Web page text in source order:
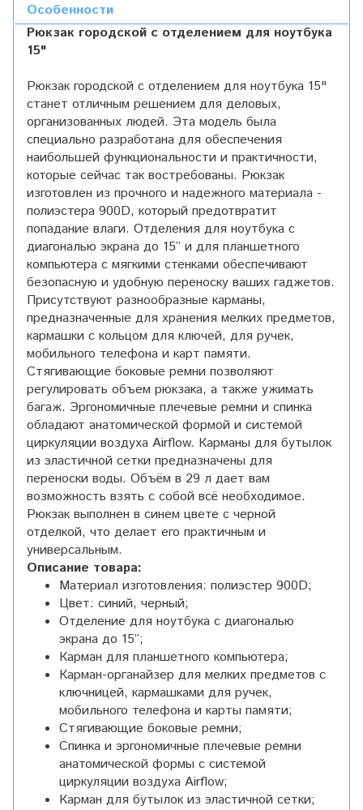
Особенности
Рюкзак городской с отделением для ноутбука
15"
Рюкзак городской с отделением для ноутбука 15"
станет отличным решением для деловых,
организованных людей. Эта модель была
специально разработана для обеспечения
наибольшей функциональности и практичности,
которые сейчас так востребованы. Рюкзак
изготовлен из прочного и надежного материала -
полиэстера 900D, который предотвратит
попадание влаги. Отделения для ноутбука с
диагональю экрана до 15” и для планшетного
компьютера с мягкими стенками обеспечивают
безопасную и удобную переноску ваших гаджетов.
Присутствуют разнообразные карманы,
предназначенные для хранения мелких предметов,
кармашки с кольцом для ключей, для ручек,
мобильного телефона и карт памяти.
Стягивающие боковые ремни позволяют
регулировать объем рюкзака, а также ужимать
багаж. Эргономичные плечевые ремни и спинка
обладают анатомической формой и системой
циркуляции воздуха Airflow. Карманы для бутылок
из эластичной сетки предназначены для
переноски воды. Объём в 29 л дает вам
возможность взять с собой всё необходимое.
Рюкзак выполнен в синем цвете с черной
отделкой, что делает его практичным и
универсальным.
Описание товара:
Материал изготовления: полиэстер 900D;
Цвет: синий, черный;
Отделение для ноутбука с диагональю
экрана до 15”;
Карман для планшетного компьютера;
Карман-органайзер для мелких предметов с
ключницей, кармашками для ручек,
мобильного телефона и карты памяти;
Стягивающие боковые ремни;
Спинка и эргономичные плечевые ремни
анатомической формы с системой
циркуляции воздуха Airflow;
Карман для бутылок из эластичной сетки;